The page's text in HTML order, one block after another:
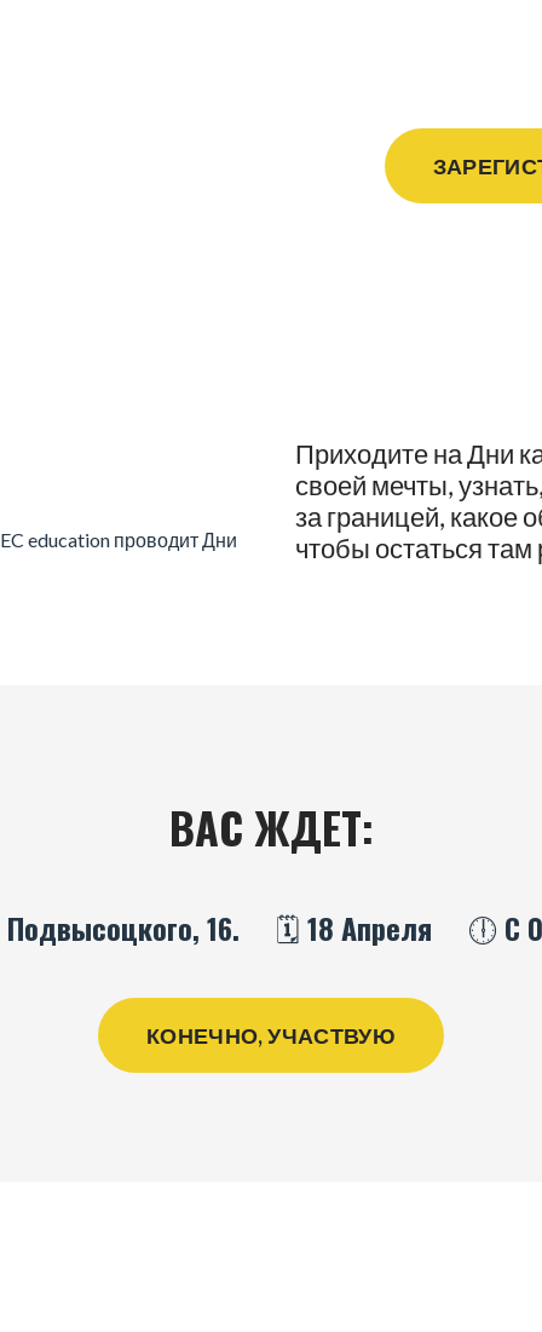
Приходите на Дни
своей мечты,
за границей, какое
чтобы остаться там
ВАС ЖДЕТ:
16. 🗓️ 18 Апреля 🕕 С
КОНЕЧНО, УЧАСТВУЮ